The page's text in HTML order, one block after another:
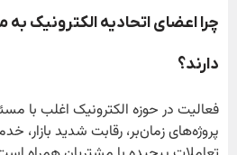
چرا اعضای اتحادیه الکترونیک به
دارند؟
فعالیت در حوزه الکترونیک اغلب با
پروژه‌های زمان‌بر، رقابت شدید بازار،